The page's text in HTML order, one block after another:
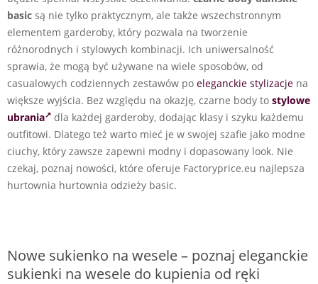
basic są nie tylko praktycznym, ale także wszechstronnym
elementem garderoby, który pozwala na tworzenie
różnorodnych i stylowych kombinacji. Ich uniwersalność
sprawia, że mogą być używane na wiele sposobów, od
casualowych codziennych zestawów po eleganckie stylizacje na
większe wyjścia. Bez względu na okazję, czarne body to stylowe
ubrania
dla każdej garderoby, dodając klasy i szyku każdemu
outfitowi. Dlatego też warto mieć je w swojej szafie jako modne
ciuchy, który zawsze zapewni modny i dopasowany look. Nie
czekaj, poznaj nowości, które oferuje Factoryprice.eu najlepsza
hurtownia hurtownia odzieży basic.
Nowe sukienko na wesele – poznaj eleganckie
sukienki na wesele do kupienia od ręki